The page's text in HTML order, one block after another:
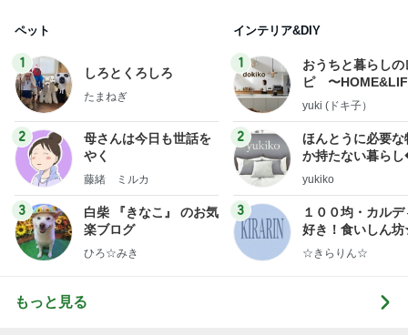
ペット
1
しろとくろしろ
たまねぎ
2
母さんは今日も世話を
やく
藤緒 ミルカ
3
白柴 『きなこ』 のお気
楽ブログ
ひろ☆みき
インテリア&DIY
1
おうちと暮らしの
ピ 〜
yuki (ドキ子）
2
ほんとうに必要な
か持たない暮ら
ep Life Simple◆
yukiko
3
１００均・カルデ
好き！食いしん
らりん☆のブログ
☆きらりん☆
もっと見る